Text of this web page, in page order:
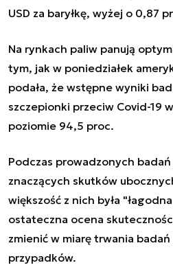
USD za baryłkę, wyżej o 0,87
Na rynkach paliw panują
tym, jak w poniedziałek
podała, że wstępne wyniki
szczepionki przeciw Covid-19
poziomie 94,5 proc.
Podczas prowadzonych
znaczących skutków
większość z nich była
ostateczna ocena
zmienić w miarę trwania
przypadków.